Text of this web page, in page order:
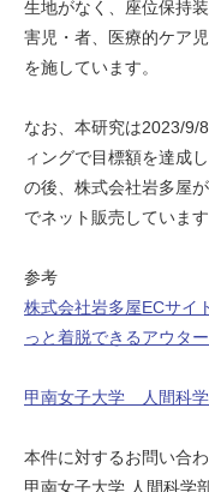
生地がなく、座位保持
害児・者、医療的ケア
を施しています。
なお、本研究は2023/9/
ィングで目標額を達成
の後、株式会社岩多屋
でネット販売しています
参考
株式会社岩多屋ECサイ
っと着脱できるアウター
甲南女子大学 人間科
本件に対するお問い合
甲南女子大学 人間科学